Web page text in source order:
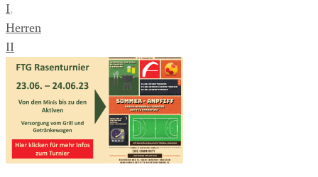
I,
Herren
II